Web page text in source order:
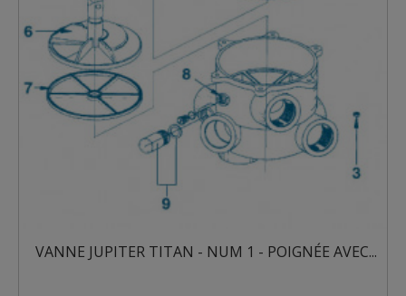
NUM 1 - POIGNÉE AVEC... VANNE JUPITER TITAN